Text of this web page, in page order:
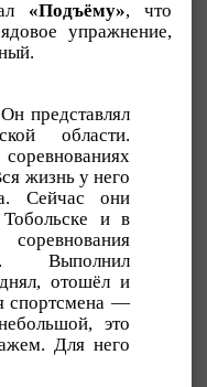
«Подъёму», что
упражнение,
представлял
области.
жизнь у него
Сейчас они
и в
Выполнил
отошёл и
спортсмена —
это
Для него